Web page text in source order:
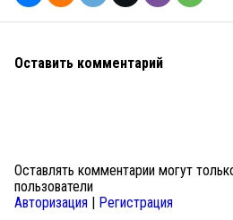
Оставить комментарий
Оставлять комментарии могут
пользователи
Авторизация | Регистрация